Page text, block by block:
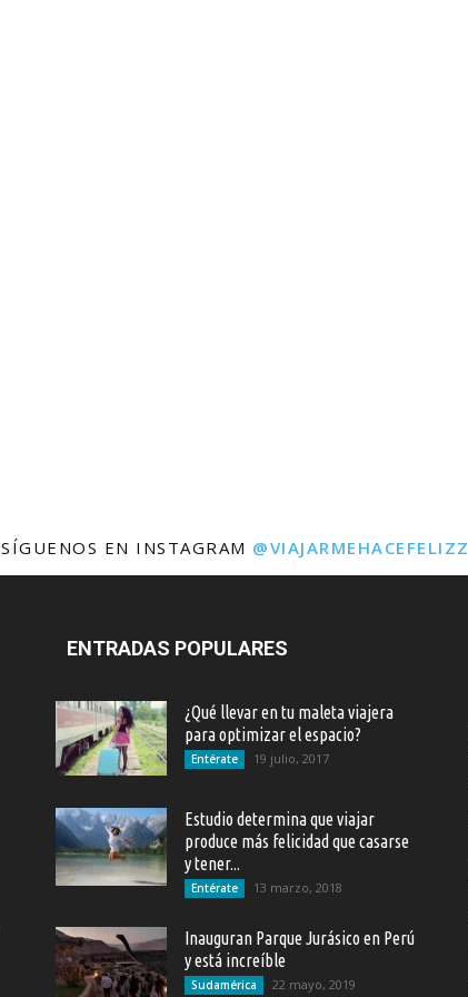
SÍGUENOS EN INSTAGRAM @VIAJARMEHACEFELIZZ
ENTRADAS POPULARES
¿Qué llevar en tu maleta viajera
para optimizar el espacio?
Entérate 19 julio, 2017
Estudio determina que viajar
produce más felicidad que casarse
y tener...
Entérate 13 marzo, 2018
Inauguran Parque Jurásico en Perú
y está increíble
Sudamérica 22 mayo, 2019